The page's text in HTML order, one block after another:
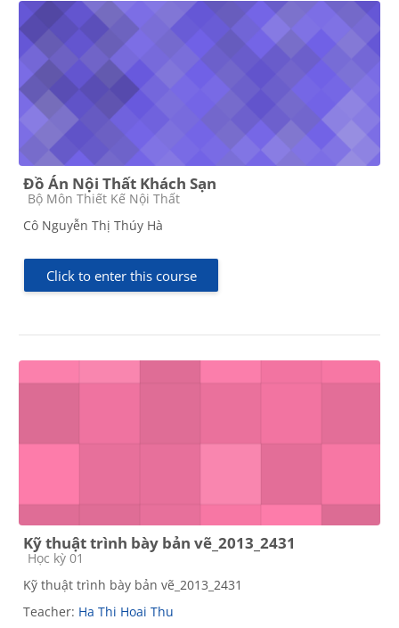
Đồ Án Nội Thất Khách Sạn
Course category
Bộ Môn Thiết Kế Nội Thất
Cô Nguyễn Thị Thúy Hà
Click to enter this course
Kỹ thuật trình bày bản vẽ_2013_2431
Course category
Học kỳ 01
Kỹ thuật trình bày bản vẽ_2013_2431
Teacher: Ha Thi Hoai Thu